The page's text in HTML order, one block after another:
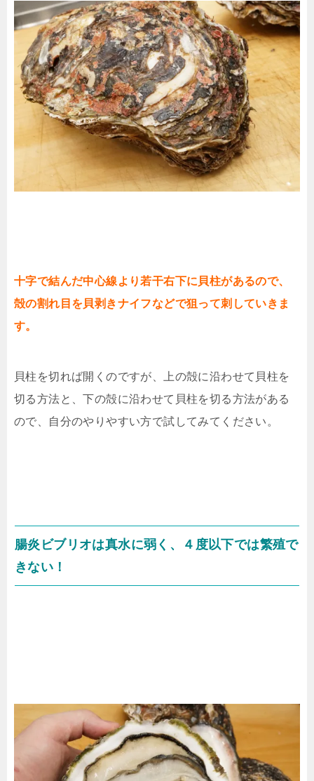
十字で結んだ中心線より若干右下に貝柱があるので、
殻の割れ目を貝剥きナイフなどで狙って刺していきま
す。
貝柱を切れば開くのですが、上の殻に沿わせて貝柱を
切る方法と、下の殻に沿わせて貝柱を切る方法がある
ので、自分のやりやすい方で試してみてください。
腸炎ビブリオは真水に弱く、４度以下では繁殖で
きない！